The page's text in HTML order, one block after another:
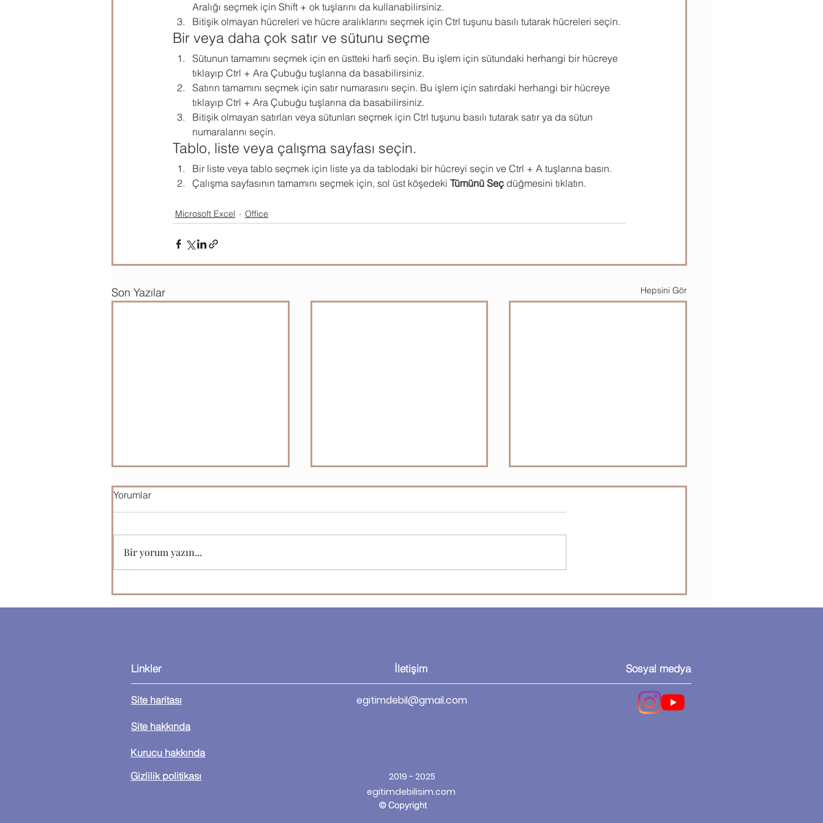
Microsoft Publisher Microsoft Sharepoint Microsoft Visio Microsoft Word Güncel yazılar Teknik Bilgiler
Öğrenci Hazırlık Evraklar Eğitici Oyunlar
Aralığı seçmek için Shift + ok tuşlarını da kullanabilirsiniz.
Bitişik olmayan hücreleri ve hücre aralıklarını seçmek için Ctrl tuşunu basılı tutarak hücreleri seçin.
Bir veya daha çok satır ve sütunu seçme
Sütunun tamamını seçmek için en üstteki harfi seçin. Bu işlem için sütundaki herhangi bir hücreye
tıklayıp Ctrl + Ara Çubuğu tuşlarına da basabilirsiniz.
Satırın tamamını seçmek için satır numarasını seçin. Bu işlem için satırdaki herhangi bir hücreye
tıklayıp Ctrl + Ara Çubuğu tuşlarına da basabilirsiniz.
Bitişik olmayan satırları veya sütunları seçmek için Ctrl tuşunu basılı tutarak satır ya da sütun
numaralarını seçin.
Tablo, liste veya çalışma sayfası seçin.
Bir liste veya tablo seçmek için liste ya da tablodaki bir hücreyi seçin ve Ctrl + A tuşlarına basın.
Çalışma sayfasının tamamını seçmek için, sol üst köşedeki Tümünü Seç düğmesini tıklatın.
Microsoft Excel Office
Son Yazılar Hepsini Gör
biçimlendirme
şekilleri ekleme ve bağlama
Yorumlar
Bir yorum yazın...
Linkler İletişim Sosyal medya
Site haritası egitimdebil@gmail.com
Site hakkında
Kurucu hakkında
Gizlilik politikası
2019 - 2025
egitimdebilisim.com
© Copyright